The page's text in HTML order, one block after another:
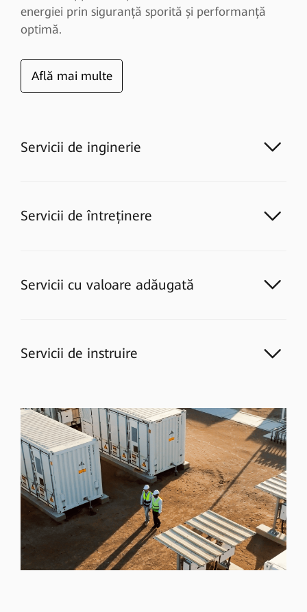
energiei prin siguranță sporită și performanță
optimă.
Află mai multe
Servicii de inginerie
Servicii de întreținere
Servicii cu valoare adăugată
Servicii de instruire